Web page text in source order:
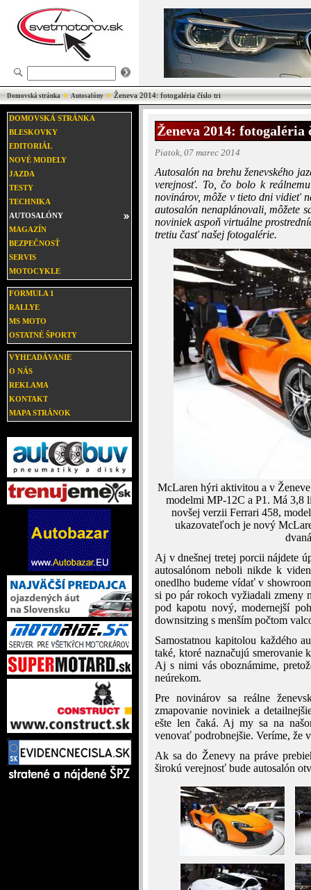
Domovská stránka Autosalóny Ženeva 2014: fotogaléria číslo tri
DOMOVSKÁ STRÁNKA
BLESKOVKY
EDITORIÁL
NOVÉ MODELY
JAZDA
TESTY
TECHNIKA
AUTOSALÓNY
MAGAZÍN
BEZPEČNOSŤ
SERVIS
MOTOCYKLE
FORMULA 1
RALLYE
MS MOTO
OSTATNÉ ŠPORTY
VYHĽADÁVANIE
O NÁS
REKLAMA
KONTAKT
MAPA STRÁNOK
Ženeva 2014:
Piatok, 07 marec 2014
Autosalón na brehu ženevského
verejnosť. To, čo bolo k
novinárov, môže v tieto dni vidieť
autosalón nenaplánovali, môžete
noviniek aspoň virtuálne
tretiu časť našej fotogalérie.
McLaren hýri aktivitou a v
modelmi MP-12C a P1. Má 3,8
novšej verzii Ferrari 458,
ukazovateľoch je nový
Aj v dnešnej tretej porcii nájdete
autosalónom neboli nikde k
onedlho budeme vídať v
si po pár rokoch vyžiadali zmeny
pod kapotu nový, modernejší
downsitzing s menším počtom
Samostatnou kapitolou každého
také, ktoré naznačujú smerovanie
Aj s nimi vás oboznámime,
neúrekom.
Pre novinárov sa reálne
zmapovanie noviniek a
ešte len čaká. Aj my sa na
venovať podrobnejšie. Veríme, že
Ak sa do Ženevy na práve
širokú verejnosť bude autosalón